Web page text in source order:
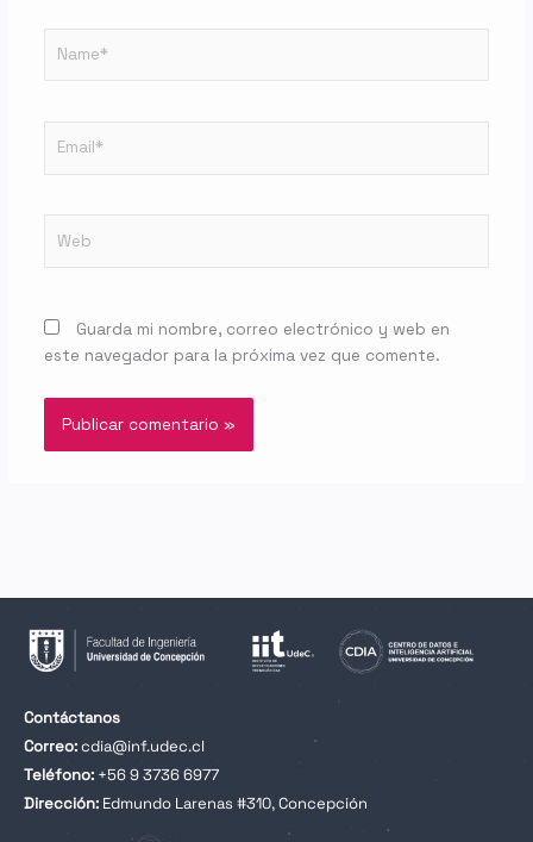
Guarda mi nombre, correo electrónico y web en
este navegador para la próxima vez que comente.
Contáctanos
Correo:cdia@inf.udec.cl
Teléfono: +56 9 3736 6977
Dirección: Edmundo Larenas #310, Concepción